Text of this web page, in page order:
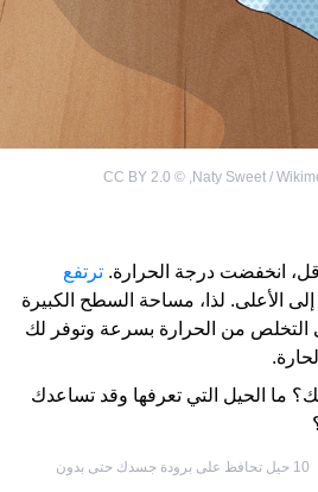
Naty Sweet /
,
©
CC BY 2.0
انخفضت درجة الحرارة. ترتفع
الأعلى. لذا، مساحة السطح الكبيرة
التخلص من الحرارة بسرعة وتوفر لك
ما الحيل التي تعرفها وقد تساعدك
10 حيل تحافظ على برودة جسدك حتى بدون